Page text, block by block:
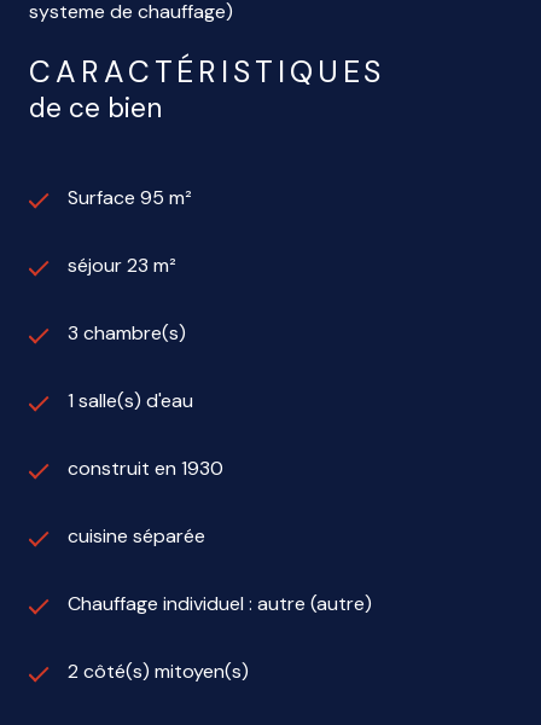
systeme de chauffage)
CARACTÉRISTIQUES
de ce bien
Surface 95 m²
séjour 23 m²
3 chambre(s)
1 salle(s) d'eau
construit en 1930
cuisine séparée
Chauffage individuel : autre (autre)
2 côté(s) mitoyen(s)